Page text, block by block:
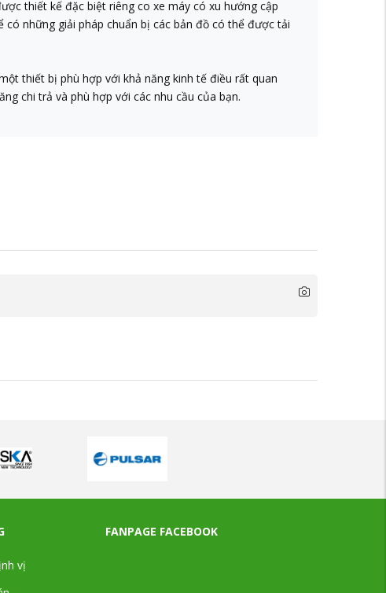
thiết kế đặc biệt riêng co xe máy có xu hướng cập
những giải pháp chuẩn bị các bản đồ có thể được tải
thiết bị phù hợp với khả năng kinh tế điều rất quan
chi trả và phù hợp với các nhu cầu của bạn.
vị
FANPAGE FACEBOOK